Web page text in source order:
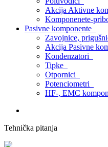
Akcija Aktivne
Komponenete-
Pasivne komponente
Zavojnice,
Akcija Pasivne
Kondenzatori
Tipke
Otpornici
Potenciometri
HF-, EMC
Tehnička pitanja